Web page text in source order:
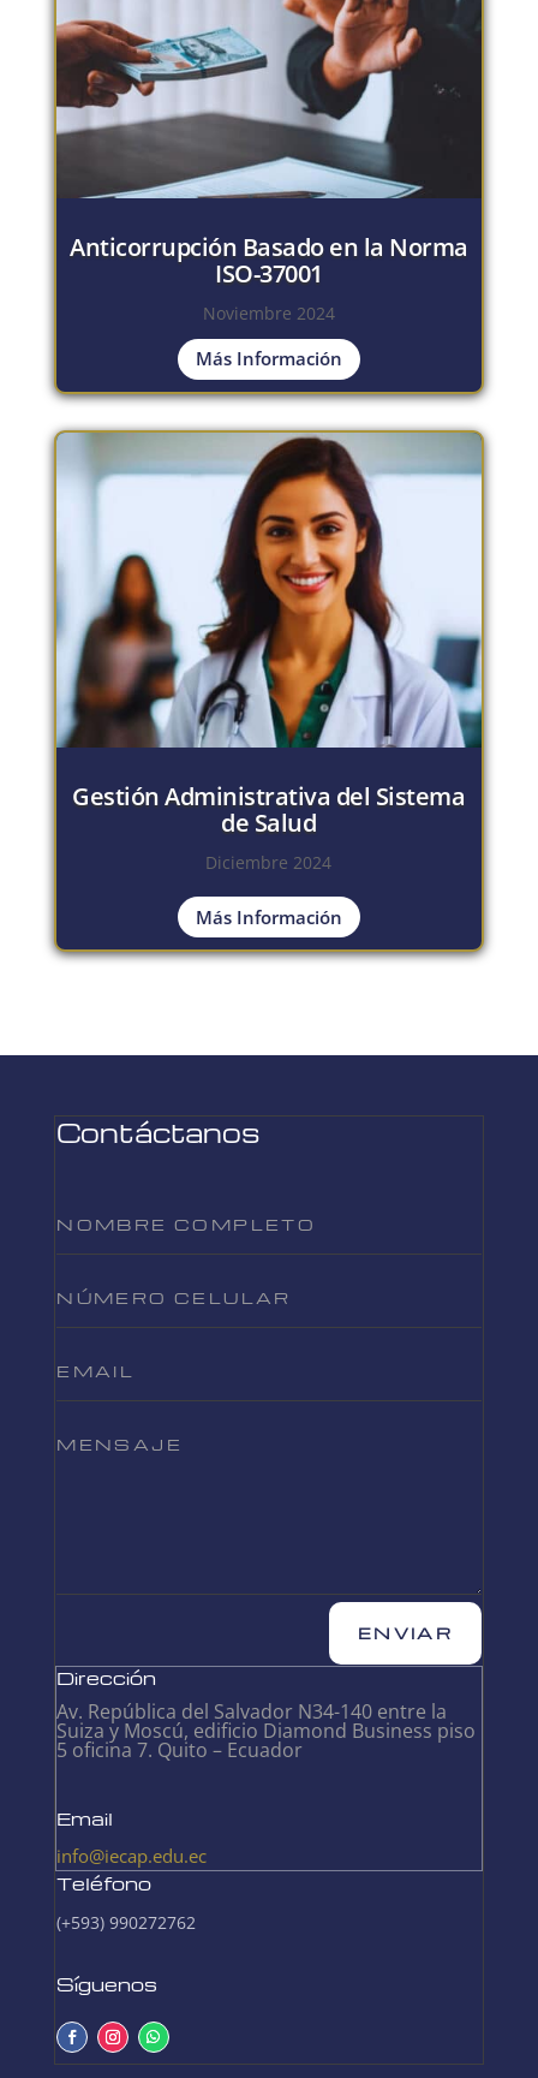
Anticorrupción Basado en la Norma
ISO-37001
Noviembre 2024
Más Información
Gestión Administrativa del Sistema
de Salud
Diciembre 2024
Más Información
Contáctanos
ENVIAR
Dirección
Av. República del Salvador N34-140 entre la
Suiza y Moscú, edificio Diamond Business piso
5 oficina 7. Quito – Ecuador
Email
info@iecap.edu.ec
Teléfono
(+593) 990272762
Síguenos